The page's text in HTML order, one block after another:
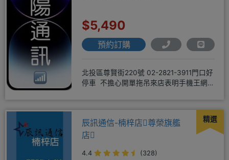
$5,490
預約訂購
北投區尊賢街220號 02-2821-3911門口好
停車 不擔心開單拖吊來店表明手機王網
精選
辰訊通信-楠梓店尊榮旗艦
店
4.4
(328)